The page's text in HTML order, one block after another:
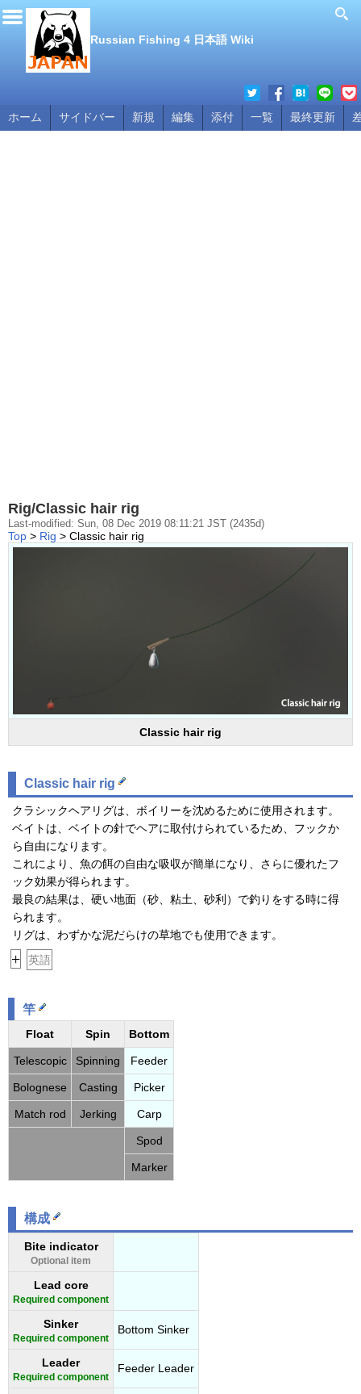
Russian Fishing 4 日本語 Wiki
ホーム サイドバー 新規 編集 添付 一覧 最終更新
Rig/Classic hair rig
Last-modified: Sun, 08 Dec 2019 08:11:21 JST (2435d)
Top > Rig > Classic hair rig
Classic hair rig
Classic hair rig
クラシックヘアリグは、ボイリーを沈めるために使用されます。
ベイトは、ベイトの針でヘアに取付けられているため、フックか
ら自由になります。
これにより、魚の餌の自由な吸収が簡単になり、さらに優れたフ
ック効果が得られます。
最良の結果は、硬い地面（砂、粘土、砂利）で釣りをする時に得
られます。
リグは、わずかな泥だらけの草地でも使用できます。
+ 英語
竿
Float Spin Bottom
Telescopic Spinning Feeder
Bolognese Casting Picker
Match rod Jerking Carp
Spod
Marker
構成
Bite indicator
Optional item
Lead core
Required component
Sinker
Required component
Bottom Sinker
Leader
Required component
Feeder Leader